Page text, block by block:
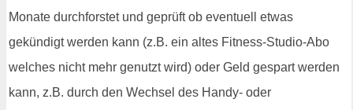
Monate durchforstet und geprüft ob eventuell etwas
gekündigt werden kann (z.B. ein altes Fitness-Studio-Abo
welches nicht mehr genutzt wird) oder Geld gespart werden
kann, z.B. durch den Wechsel des Handy- oder